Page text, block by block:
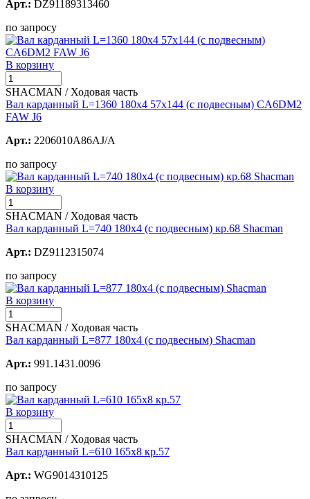
Арт.: DZ91189313460
по запросу
В корзину
SHACMAN / Ходовая часть
Вал карданный L=1360 180х4 57х144 (с подвесным) CA6DM2
FAW J6
Арт.: 2206010A86AJ/A
по запросу
В корзину
SHACMAN / Ходовая часть
Вал карданный L=740 180х4 (с подвесным) кр.68 Shacman
Арт.: DZ9112315074
по запросу
В корзину
SHACMAN / Ходовая часть
Вал карданный L=877 180х4 (с подвесным) Shacman
Арт.: 991.1431.0096
по запросу
В корзину
SHACMAN / Ходовая часть
Вал карданный L=610 165х8 кр.57
Арт.: WG9014310125